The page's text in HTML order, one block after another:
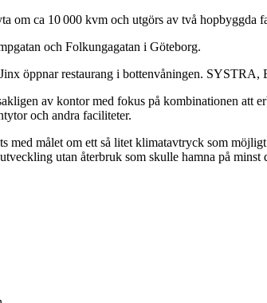
om ca 10 000 kvm och utgörs av två hopbyggda
och Folkungagatan i Göteborg.
öppnar restaurang i bottenvåningen.
av kontor med fokus på kombinationen
och andra faciliteter.
med målet om ett så litet klimatavtryck som
utan återbruk som skulle hamna på minst